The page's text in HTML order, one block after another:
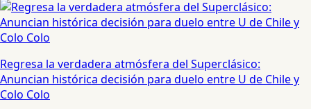
Regresa la verdadera atmósfera del Superclásico:
Anuncian histórica decisión para duelo entre U de Chile y
Colo Colo